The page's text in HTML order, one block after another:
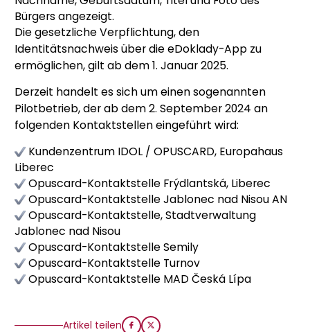
Bürgers angezeigt.
Die gesetzliche Verpflichtung, den
Identitätsnachweis über die eDoklady-App zu
ermöglichen, gilt ab dem 1. Januar 2025.
Derzeit handelt es sich um einen sogenannten
Pilotbetrieb, der ab dem 2. September 2024 an
folgenden Kontaktstellen eingeführt wird:
Kundenzentrum IDOL / OPUSCARD, Europahaus
Liberec
Opuscard-Kontaktstelle Frýdlantská, Liberec
Opuscard-Kontaktstelle Jablonec nad Nisou AN
Opuscard-Kontaktstelle, Stadtverwaltung
Jablonec nad Nisou
Opuscard-Kontaktstelle Semily
Opuscard-Kontaktstelle Turnov
Opuscard-Kontaktstelle MAD Česká Lípa
Artikel teilen